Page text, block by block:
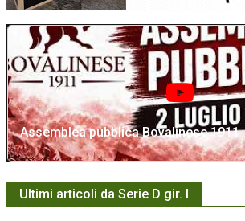
Assemblea pubblica Bovalinese 1911
Ultimi articoli da Serie D gir. I